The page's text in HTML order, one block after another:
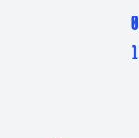
0
1